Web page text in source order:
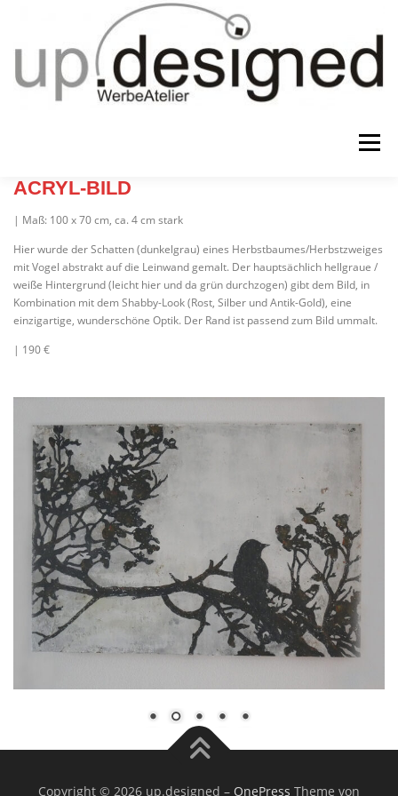
Menü
WERBUNG & … KONTAKT IMPRESSUM & CO.
ACRYL-BILD
| Maß: 100 x 70 cm, ca. 4 cm stark
Hier wurde der Schatten (dunkelgrau) eines Herbstbaumes/Herbstzweiges
mit Vogel abstrakt auf die Leinwand gemalt. Der hauptsächlich hellgraue /
weiße Hintergrund (leicht hier und da grün durchzogen) gibt dem Bild, in
Kombination mit dem Shabby-Look (Rost, Silber und Antik-Gold), eine
einzigartige, wunderschöne Optik. Der Rand ist passend zum Bild ummalt.
| 190 €
Copyright © 2026 up.designed – OnePress Theme von